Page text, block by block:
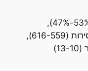
ליברפול הובילה בהחזקת כדור (53%-47%),
בנגיעות בכדור (803-729), במסירות (616-559),
בכדרורים (11-8), בבעיטות לשער (13-10)